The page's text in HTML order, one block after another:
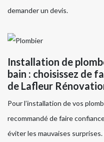
demander un devis.
Installation de
bain : choisissez de
de Lafleur
Pour l’installation de vos
recommandé de faire
éviter les mauvaises